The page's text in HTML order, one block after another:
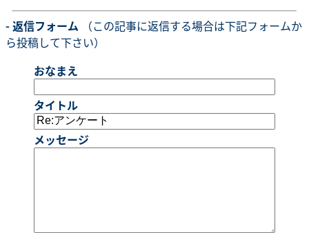
- 返信フォーム （この記事に返信する場合は下記フォームか
ら投稿して下さい）
おなまえ
タイトル
メッセージ